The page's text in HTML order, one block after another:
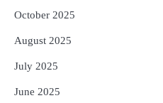
October 2025
August 2025
July 2025
June 2025